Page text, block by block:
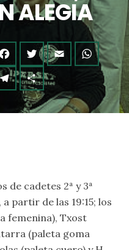
ALEGIA
de cadetes 2ª y 3ª
partir de las 19:15; los
femenina), Txost
(paleta goma